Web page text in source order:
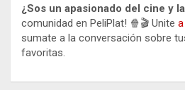
¿Sos un apasionado del cine y
comunidad en PeliPlat! 🍿🎬 Unite
sumate a la conversación sobre
favoritas.